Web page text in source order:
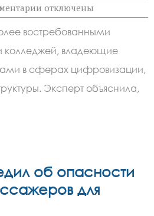
к
записи
Эксперт
РУДН
назвала
самые
востребованные
профессии
среднего
отключены
востребованными
колледжей, владеющие
в сферах цифровизации,
Эксперт объяснила,
об опасности
для